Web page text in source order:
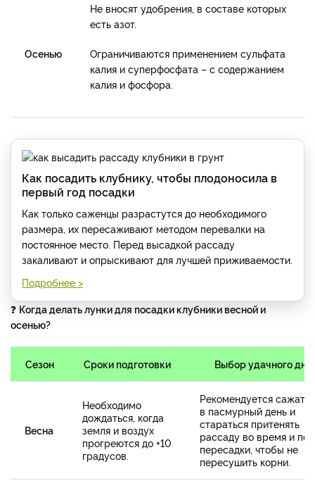
Осенью
Не вносят удобрения, в составе которых
есть азот.
Ограничиваются применением сульфата
калия и суперфосфата – с содержанием
калия и фосфора.
Как посадить клубнику, чтобы плодоносила в
первый год посадки
Как только саженцы разрастутся до необходимого
размера, их пересаживают методом перевалки на
постоянное место. Перед высадкой рассаду
закаливают и опрыскивают для лучшей приживаемости.
Подробнее >
❓ Когда делать лунки для посадки клубники весной и
осенью?
Сезон Сроки подготовки Выбор удачного дня
Весна
Необходимо
дождаться, когда
земля и воздух
прогреются до +10
градусов.
Рекомендуется сажать
в пасмурный день и
стараться притенять
рассаду во время и
пересадки, чтобы не
пересушить корни.